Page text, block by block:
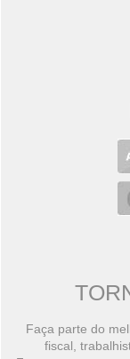
Faça parte do
fiscal,